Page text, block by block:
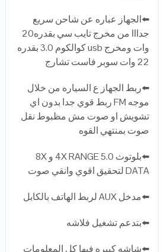
⬅️الجهاز عباره عن شاحن سريع
جدااا من مخرج تايب سي بقدره20
وات ومخرج usb كوالكوم 3.0 بقدره
22 وات سوبر فاست تشارج
⬅️ربط الجهاز ع السياره من خلال
موجه FM ربط قوي جدا بدون اي
تشويش او صوت مش مظبوط نقل
صوت بمنتهي القوه
⬅️بلوتوث 5.0 4X RANGE و 8X
DATA لتحقيق اقوي وانقي صوت
⬅️مدخل AUX لربط الهاتف بالكابل
⬅️بتدعم تشغيل فلاشه
⬅️شاشه كبيره فيها كل المعلومات